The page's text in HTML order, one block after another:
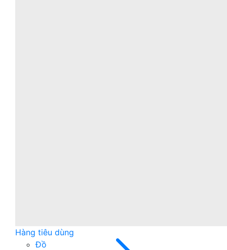
Hàng tiêu dùng
Đồ